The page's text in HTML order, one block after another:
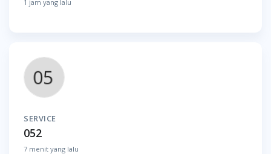
1 jam yang lalu
SERVICE
052
7 menit yang lalu